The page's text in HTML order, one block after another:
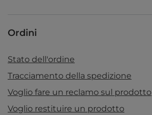
Ordini
Stato dell'ordine
Tracciamento della spedizione
Voglio fare un reclamo sul prodotto
Voglio restituire un prodotto